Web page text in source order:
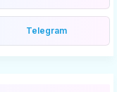
Telegram